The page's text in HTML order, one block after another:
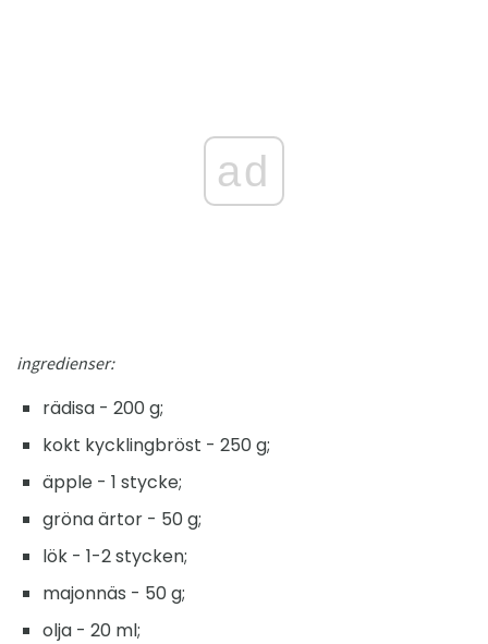
ad
ingredienser:
rädisa - 200 g;
kokt kycklingbröst - 250 g;
äpple - 1 stycke;
gröna ärtor - 50 g;
lök - 1-2 stycken;
majonnäs - 50 g;
olja - 20 ml;